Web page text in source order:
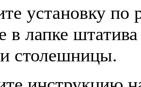
установку
в лапке
столешницы.